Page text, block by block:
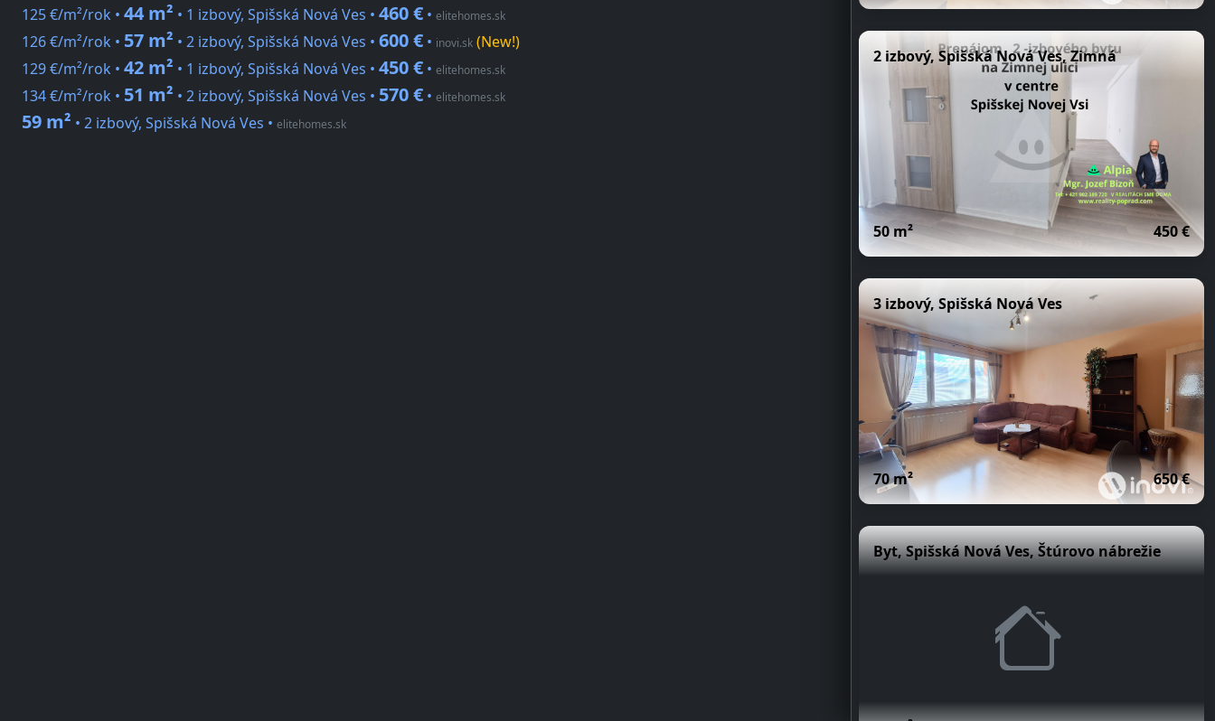
125 €/m²/rok • 44 m² • 1 izbový, Spišská Nová Ves • 460 € • elitehomes.sk
126 €/m²/rok • 57 m² • 2 izbový, Spišská Nová Ves • 600 € • inovi.sk (New!)
129 €/m²/rok • 42 m² • 1 izbový, Spišská Nová Ves • 450 € • elitehomes.sk
134 €/m²/rok • 51 m² • 2 izbový, Spišská Nová Ves • 570 € • elitehomes.sk
59 m² • 2 izbový, Spišská Nová Ves • elitehomes.sk